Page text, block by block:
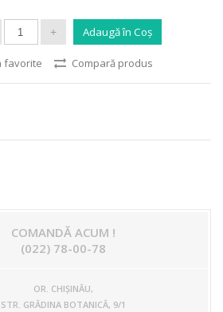
favorite Compară produs
COMANDĂ ACUM !
(022) 78-00-78
OR. CHIŞINĂU,
STR. GRĂDINA BOTANICĂ, 9/1